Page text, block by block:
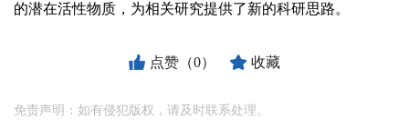
的潜在活性物质，为相关研究提供了新的科研思路。
点赞（0） 收藏
免责声明：如有侵犯版权，请及时联系处理。